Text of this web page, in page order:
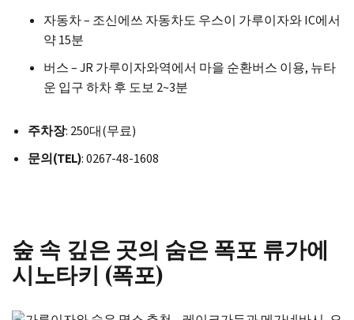
자동차 – 조신에쓰 자동차도 우스이 가루이자와 IC에서
약 15분
버스 – JR 가루이자와역에서 마을 순환버스 이용, 뉴타
운 입구 하차 후 도보 2~3분
주차장: 250대(무료)
문의(TEL): 0267-48-1608
숲 속 깊은 곳의 숨은 폭포 류가에
시노타키 (폭포)